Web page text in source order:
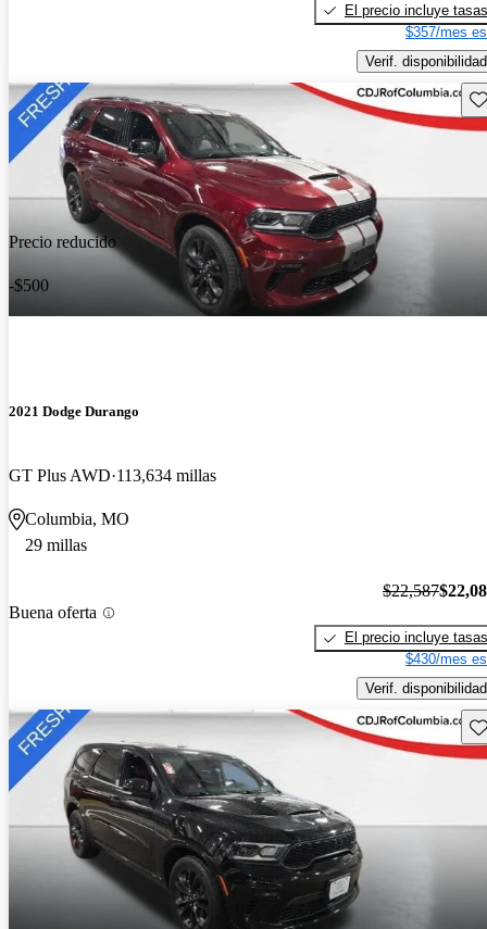
El precio incluye tasas
$357/mes
Verif. disponibilidad
Precio reducido
-$500
2021 Dodge Durango
GT Plus AWD 113,634 millas
Columbia, MO
29 millas
Buena oferta
$22,587
El precio incluye tasas
$430/mes
Verif. disponibilidad